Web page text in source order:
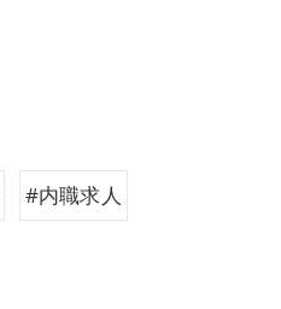
#内職求人